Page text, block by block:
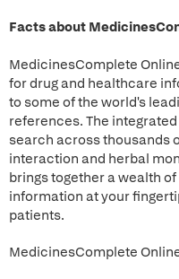
Facts about
MedicinesComplete
for drug and healthcare
to some of the world's
references. The
search across thousands
interaction and herbal
brings together a wealth
information at your
patients.
MedicinesComplete